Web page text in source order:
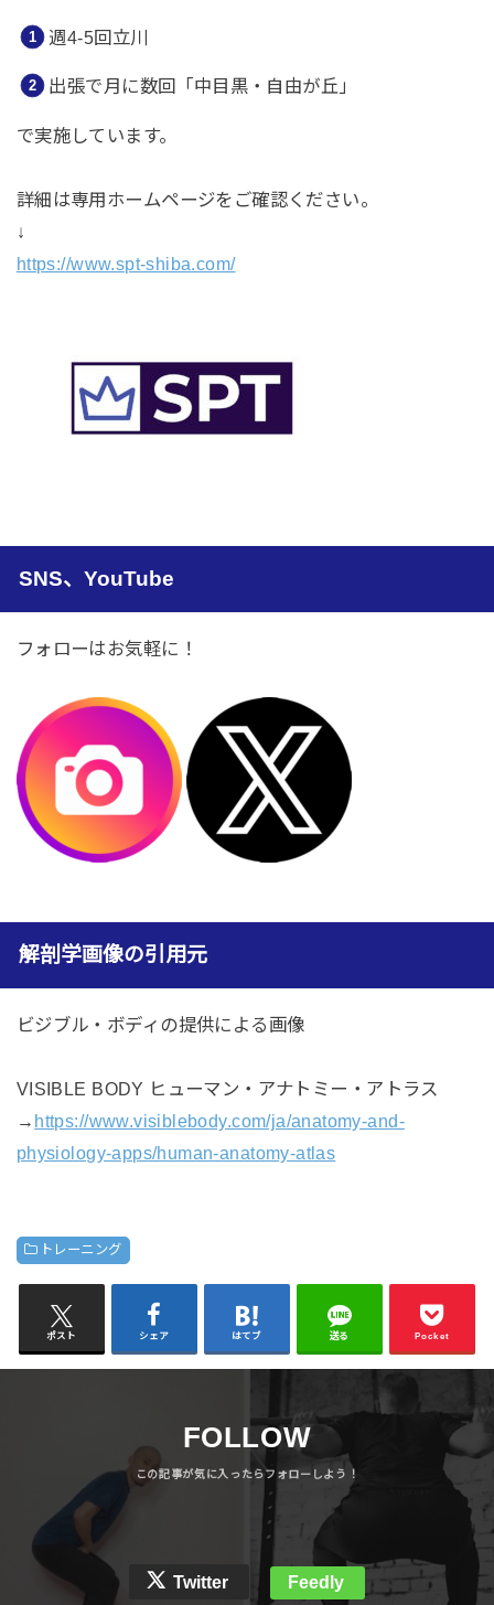
週4-5回立川
出張で月に数回「中目黒・自由が丘」
で実施しています。
詳細は専用ホームページをご確認ください。
↓
https://www.spt-shiba.com/
SNS、YouTube
フォローはお気軽に！
解剖学画像の引用元
ビジブル・ボディの提供による画像
VISIBLE BODY ヒューマン・アナトミー・アトラス
→ https://www.visiblebody.com/ja/anatomy-and-
physiology-apps/human-anatomy-atlas
トレーニング
ポスト シェア はてブ 送る Pocket
FOLLOW
Twitter Feedly